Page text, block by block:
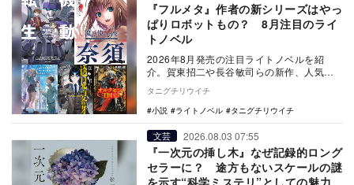
『フルメタ』作者の新シリーズはやっ
ぱりロボットもの？ 8月注目のライ
トノベル
2026年8月発売の注目ライトノベルを紹
介。賀東招二や長谷敏司らの新作、人気シ
力を解説。
タニグチリウイチ
小説
ライトノベル タニグチリウイチ
文芸 2026.08.03 07:55
『一次元の挿し木』なぜ記録的ロング
セラーに？ 途方もないスケールの謎
を示す“科学ミステリ”としての魅力